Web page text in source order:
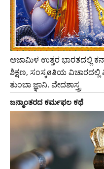
ಅಜಾಮಿಳ ಉತ್ತರ ಭಾರತದಲ್ಲಿ
ಶಿಕ್ಷಣ, ಸಂಸ್ಕøತಿಯ ವಿಚಾರದಲ್ಲಿ
ತುಂಬಾ ಜ್ಞಾನಿ. ವೇದಶಾಸ್ತ್ರ
ಜನ್ಮಾಂತರದ ಕರ್ಮಫಲ ಕಥೆ